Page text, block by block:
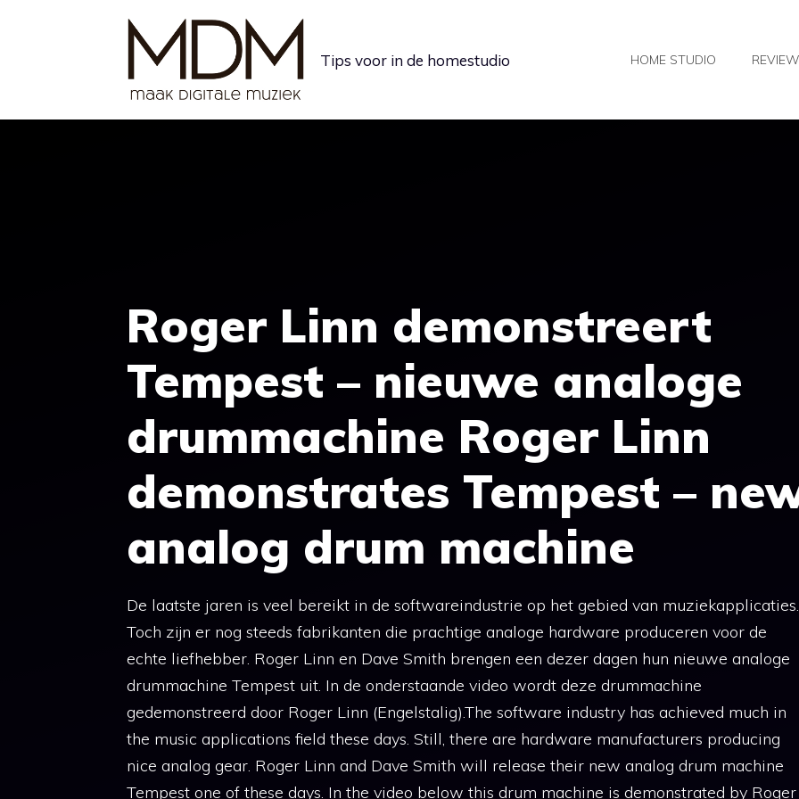
Tips voor in de homestudio HOME STUDIO
Roger Linn demonstreert
Tempest – nieuwe analoge
drummachine Roger Linn
demonstrates Tempest –
analog drum machine
De laatste jaren is veel bereikt in de softwareindustrie op het gebied van muziekapplicaties.
Toch zijn er nog steeds fabrikanten die prachtige analoge hardware produceren voor de
echte liefhebber. Roger Linn en Dave Smith brengen een dezer dagen hun nieuwe analoge
drummachine Tempest uit. In de onderstaande video wordt deze drummachine
gedemonstreerd door Roger Linn (Engelstalig).The software industry has achieved much in
the music applications field these days. Still, there are hardware manufacturers producing
nice analog gear. Roger Linn and Dave Smith will release their new analog drum machine
Tempest one of these days. In the video below this drum machine is demonstrated by Roger